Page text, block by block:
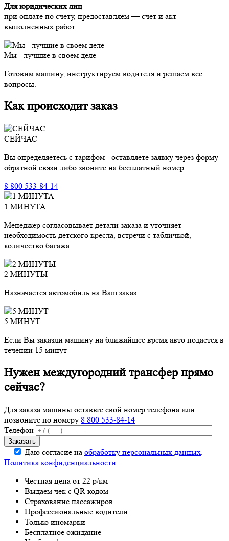
Для юридических лиц
при оплате по счету, предоставляем — счет и акт
выполненных работ
Мы - лучшие в своем деле
Готовим машину, инструктируем водителя и решаем все
вопросы.
Как происходит заказ
СЕЙЧАС
Вы определяетесь с тарифом - оставляете заявку через форму
обратной связи либо звоните на бесплатный номер
8 800 533-84-14
1 МИНУТА
Менеджер согласовывает детали заказа и уточняет
необходимость детского кресла, встречи с табличкой,
количество багажа
2 МИНУТЫ
Назначается автомобиль на Ваш заказ
5 МИНУТ
Если Вы заказли машину на ближайшее время авто подается в
течении 15 минут
Нужен междугородний трансфер прямо
сейчас?
Для заказа машины оставьте свой номер телефона или
позвоните по номеру 8 800 533-84-14
Телефон
Даю согласие на обработку персональных данных.
Политика конфиденциальности
Честная цена от 22 р/км
Выдаем чек с QR кодом
Страхование пассажиров
Профессиональные водители
Только иномарки
Бесплатное ожидание